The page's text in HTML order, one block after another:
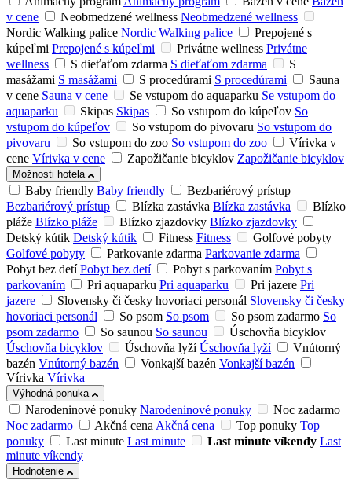
v cene
Neobmedzené wellness Neobmedzené wellness
Nordic Walking palice Nordic Walking palice
Prepojené s
kúpeľmi Prepojené s kúpeľmi Privátne wellness Privátne
wellness
S dieťaťom zdarma S dieťaťom zdarma
S
masážami S masážami S procedúrami S procedúrami
Sauna
v cene Sauna v cene Se vstupom do aquaparku Se vstupom do
aquaparku
Skipas Skipas So vstupom do kúpeľov So
vstupom do kúpeľov
So vstupom do pivovaru So vstupom do
pivovaru
So vstupom do zoo So vstupom do zoo
Vírivka v
cene Vírivka v cene Zapožičanie bicyklov Zapožičanie bicyklov
Možnosti hotela
Baby friendly Baby friendly
Bezbariérový prístup
Bezbariérový prístup
Blízka zastávka Blízka zastávka
Blízko
pláže Blízko pláže Blízko zjazdovky Blízko zjazdovky
Detský kútik Detský kútik Fitness Fitness
Golfové pobyty
Golfové pobyty
Parkovanie zdarma Parkovanie zdarma
Pobyt bez detí Pobyt bez detí Pobyt s parkovaním Pobyt s
parkovaním
Pri aquaparku Pri aquaparku Pri jazere Pri
jazere
Slovensky či česky hovoriaci personál Slovensky či česky
hovoriaci personál
So psom So psom So psom zadarmo So
psom zadarmo
So saunou So saunou
Úschovňa bicyklov
Úschovňa bicyklov
Úschovňa lyží Úschovňa lyží
Vnútorný
bazén Vnútorný bazén Vonkajší bazén Vonkajší bazén
Vírivka Vírivka
Výhodná ponuka
Narodeninové ponuky Narodeninové ponuky
Noc zadarmo
Noc zadarmo
Akčná cenaAkčná cena Top ponuky Top
ponuky
Last minute Last minute Last minute víkendy Last
minute víkendy
Hodnotenie